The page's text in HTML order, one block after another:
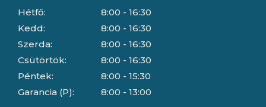
Hétfő:
Kedd:
Szerda:
Csütörtök:
Péntek:
Garancia (P):
8:00 - 16:30
8:00 - 16:30
8:00 - 16:30
8:00 - 16:30
8:00 - 15:30
8:00 - 13:00